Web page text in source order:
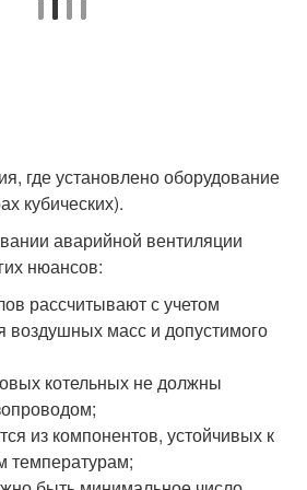
где установлено оборудование
кубических).
аварийной вентиляции
нюансов:
рассчитывают с учетом
воздушных масс и допустимого
котельных не должны
из компонентов, устойчивых к
температурам;